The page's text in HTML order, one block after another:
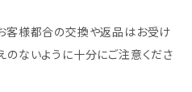
客様都合の交換や返品はお受け
のないように十分にご注意くださ